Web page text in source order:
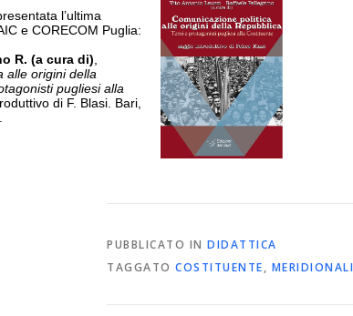
l’ultima
e CORECOM Puglia:
R. (a cura di)
alle origini della
pugliesi alla
di F. Blasi. Bari,
PUBBLICATO IN DIDATTICA
TAGGATO COSTITUENTE,